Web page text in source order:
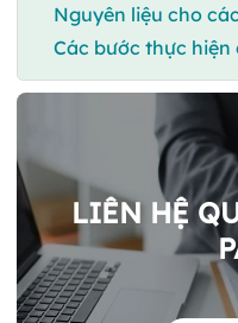
Nguyên liệu cho
Các bước thực
LIÊN HỆ